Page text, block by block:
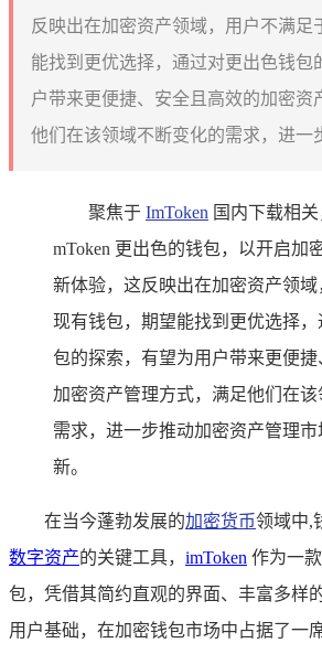
反映出在加密资产领域，用户不满足
能找到更优选择，通过对更出色钱包
户带来更便捷、安全且高效的加密资
他们在该领域不断变化的需求，进一
聚焦于 ImToken 国内下载相
mToken 更出色的钱包，以开启加
新体验，这反映出在加密资产领
现有钱包，期望能找到更优选择
包的探索，有望为用户带来更便
加密资产管理方式，满足他们在
需求，进一步推动加密资产管理市
新。
在当今蓬勃发展的加密货币领域中,
数字资产的关键工具， imToken 作为一
包，凭借其简约直观的界面、丰富多样
用户基础，在加密钱包市场中占据了一